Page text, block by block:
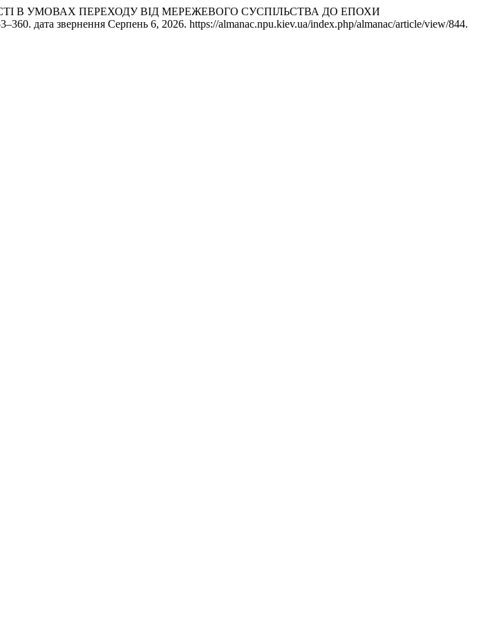
В УМОВАХ ПЕРЕХОДУ ВІД МЕРЕЖЕВОГО СУСПІЛЬСТВА ДО ЕПОХИ
дата звернення Серпень 6, 2026. https://almanac.npu.kiev.ua/index.php/almanac/article/view/844.